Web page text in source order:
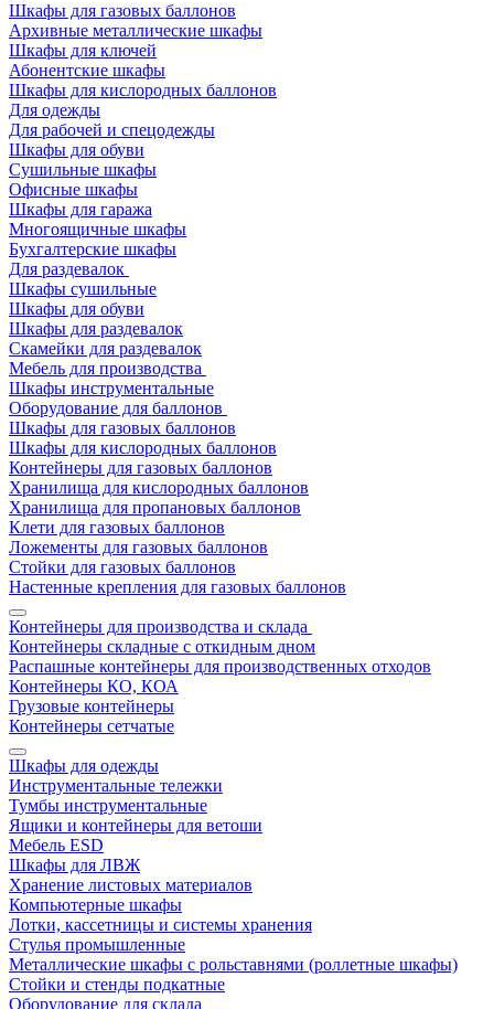
Шкафы для газовых баллонов
Архивные металлические шкафы
Шкафы для ключей
Абонентские шкафы
Шкафы для кислородных баллонов
Для одежды
Для рабочей и спецодежды
Шкафы для обуви
Сушильные шкафы
Офисные шкафы
Шкафы для гаража
Многоящичные шкафы
Бухгалтерские шкафы
Для раздевалок
Шкафы сушильные
Шкафы для обуви
Шкафы для раздевалок
Скамейки для раздевалок
Мебель для производства
Шкафы инструментальные
Оборудование для баллонов
Шкафы для газовых баллонов
Шкафы для кислородных баллонов
Контейнеры для газовых баллонов
Хранилища для кислородных баллонов
Хранилища для пропановых баллонов
Клети для газовых баллонов
Ложементы для газовых баллонов
Стойки для газовых баллонов
Настенные крепления для газовых баллонов
Контейнеры для производства и склада
Контейнеры складные с откидным дном
Распашные контейнеры для производственных отходов
Контейнеры КО, КОА
Грузовые контейнеры
Контейнеры сетчатые
Шкафы для одежды
Инструментальные тележки
Тумбы инструментальные
Ящики и контейнеры для ветоши
Мебель ESD
Шкафы для ЛВЖ
Хранение листовых материалов
Компьютерные шкафы
Лотки, кассетницы и системы хранения
Стулья промышленные
Металлические шкафы с рольставнями (роллетные шкафы)
Стойки и стенды подкатные
Оборудование для склада